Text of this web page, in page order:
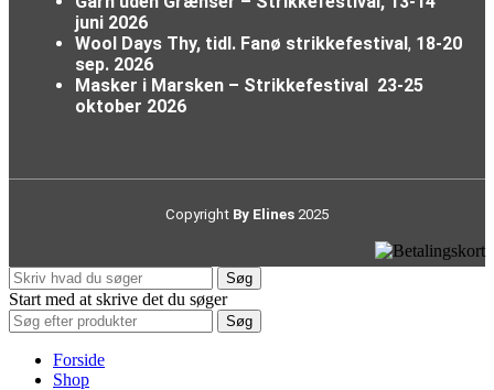
juni 2026
Wool Days Thy, tidl. Fanø strikkefestival, 18-20
sep. 2026
Masker i Marsken – Strikkefestival 23-25
oktober 2026
Copyright By Elines 2025
Søg
Start med at skrive det du søger
Søg
Forside
Shop